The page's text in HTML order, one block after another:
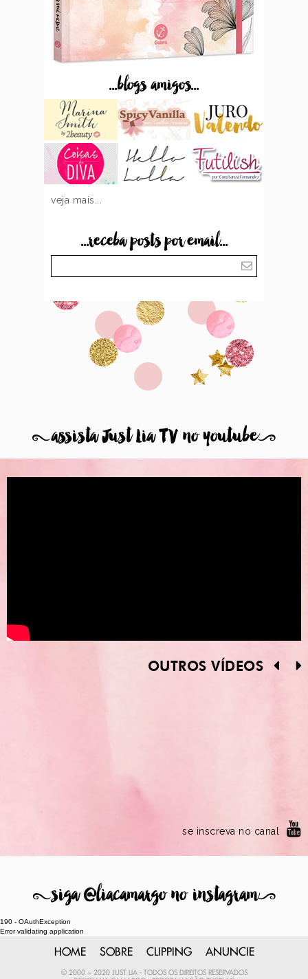
...blogs amigos...
veja mais...
...receba posts por email...
8assista Just Lia TV no youtube9
OUTROS VÍDEOS
se inscreva no canal
8siga @liacamargo no instagram9
190 - OAuthException
Error validating application
HOME SOBRE CLIPPING ANUNCIE
© 2000 ~ 2020 JUST LIA - TODOS OS DIREITOS RESERVADOS